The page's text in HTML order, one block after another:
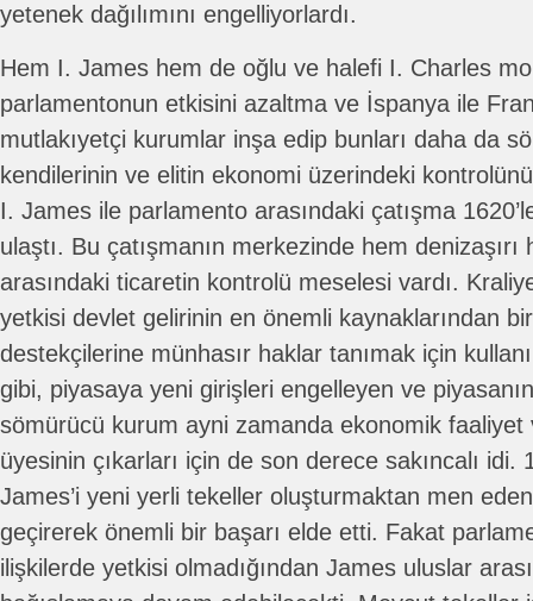
yetenek dağılımını engelliyorlardı.
Hem I. James hem de oğlu ve halefi I. Charles
parlamentonun etkisini azaltma ve İspanya ile
mutlakıyetçi kurumlar inşa edip bunları daha da
kendilerinin ve elitin ekonomi üzerindeki
I. James ile parlamento arasındaki çatışma
ulaştı. Bu çatışmanın merkezinde hem
arasındaki ticaretin kontrolü meselesi vardı.
yetkisi devlet gelirinin en önemli kaynaklarından
destekçilerine münhasır haklar tanımak için
gibi, piyasaya yeni girişleri engelleyen ve
sömürücü kurum ayni zamanda ekonomik
üyesinin çıkarları için de son derece sakıncalı idi.
James’i yeni yerli tekeller oluşturmaktan men
geçirerek önemli bir başarı elde etti. Fakat
ilişkilerde yetkisi olmadığından James uluslar